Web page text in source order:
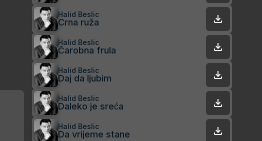
Halid Beslic
Crna ruža
Halid Beslic
Čarobna frula
Halid Beslic
Daj da ljubim
Halid Beslic
Daleko je sreća
Halid Beslic
Da vrijeme stane